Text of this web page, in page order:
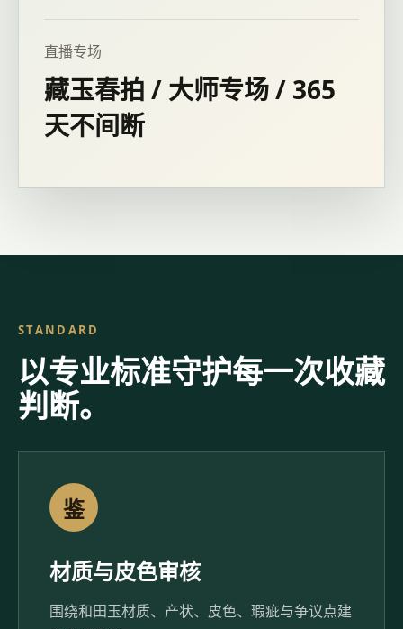
直播专场
藏玉春拍 / 大师专场 / 365
天不间断
STANDARD
以专业标准守护每一次收藏
判断。
鉴
材质与皮色审核
围绕和田玉材质、产状、皮色、瑕疵与争议点建